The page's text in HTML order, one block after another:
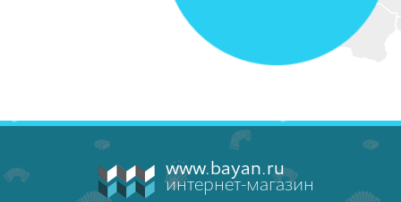
www.bayan.ru
интернет-магазин